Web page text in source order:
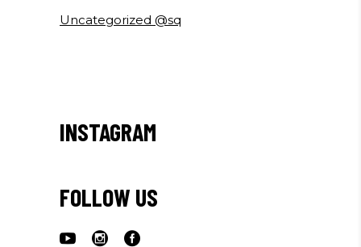
Uncategorized @sq
INSTAGRAM
FOLLOW US